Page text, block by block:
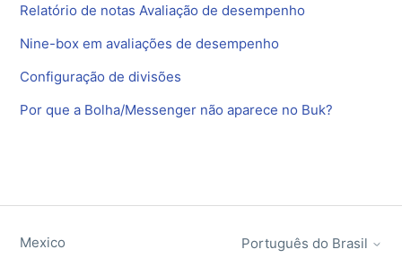
Relatório de notas Avaliação de desempenho
Nine-box em avaliações de desempenho
Configuração de divisões
Por que a Bolha/Messenger não aparece no Buk?
Mexico Português do Brasil